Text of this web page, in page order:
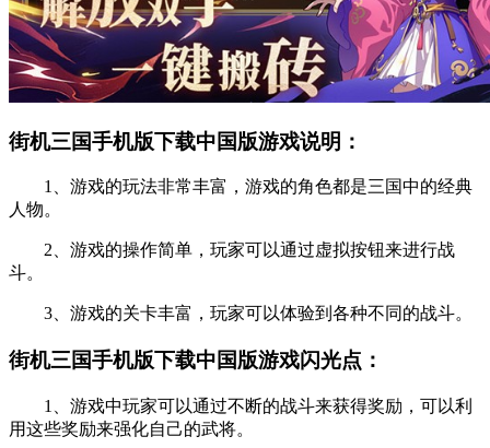
街机三国手机版下载中国版游戏说明：
1、游戏的玩法非常丰富，游戏的角色都是三国中的经典
人物。
2、游戏的操作简单，玩家可以通过虚拟按钮来进行战
斗。
3、游戏的关卡丰富，玩家可以体验到各种不同的战斗。
街机三国手机版下载中国版游戏闪光点：
1、游戏中玩家可以通过不断的战斗来获得奖励，可以利
用这些奖励来强化自己的武将。